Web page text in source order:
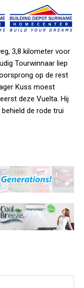
3,8 kilometer voor
Tourwinnaar liep
op de rest
Kuss moest
deze Vuelta. Hij
de rode trui